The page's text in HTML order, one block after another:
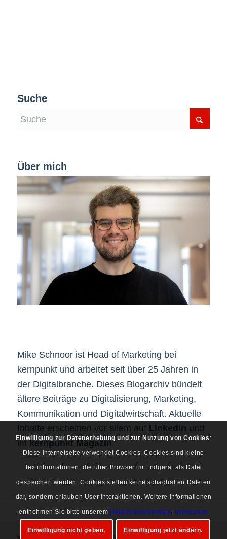
Suche
Über mich
Mike Schnoor ist Head of Marketing bei
kernpunkt und arbeitet seit über 25 Jahren in
der Digitalbranche. Dieses Blogarchiv bündelt
ältere Beiträge zu Digitalisierung, Marketing,
Kommunikation und Digitalwirtschaft. Aktuelle
Inhalte erscheinen vor allem auf LinkedIn und
imkernpunkt Magazin.
© Copyright 1997-2026 Mike Schnoor. Alle Rechte vorbehalten.
Einwilligung zur Datenerhebung und zur Nutzung von Cookies :
Diese Internetseite verwendet Cookies. Cookies sind kleine
Textinformationen, die über Browser im Endgerät als Datei
gespeichert werden. Cookies stellen keine schadhaften Dateien
dar, sondern erlauben User Interaktionen. Weitere Informationen
entnehmen Sie bitte unserem Datenschutzhinweis. Impressum
Einwilligung nicht geben. Einwilligung jetzt ändern.